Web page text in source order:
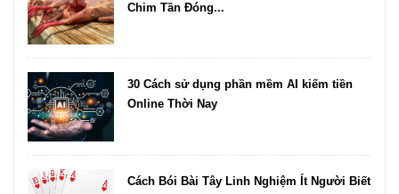
Chim Tần Đóng...
30 Cách sử dụng phần mềm AI kiếm tiền
Online Thời Nay
Cách Bói Bài Tây Linh Nghiệm Ít Người Biết